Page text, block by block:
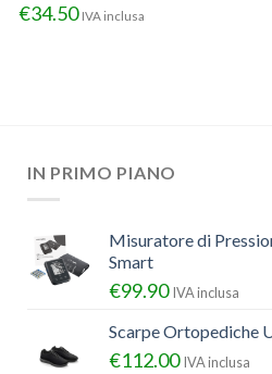
€34.50 IVA inclusa
IN PRIMO PIANO
Misuratore di
Smart
€99.90 IVA inclusa
Scarpe Ortopediche
€112.00 IVA inclusa